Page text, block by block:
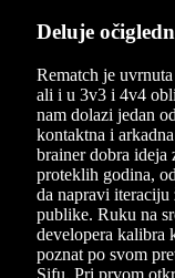
Deluje
Rematch je
ali i u 3v3 i 4v4
nam dolazi jedan
kontaktna i
brainer dobra ideja
proteklih godina,
da napravi
publike. Ruku na
developera kalibra
poznat po svom
Sifu. Pri prvom